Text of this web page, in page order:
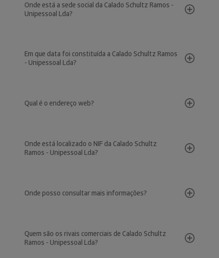
Onde está a sede social da Calado Schultz Ramos -
Unipessoal Lda?
Em que data foi constituída a Calado Schultz Ramos
- Unipessoal Lda?
Qual é o endereço web?
Onde está localizado o NIF da Calado Schultz
Ramos - Unipessoal Lda?
Onde posso consultar mais informações?
Quem são os rivais comerciais de Calado Schultz
Ramos - Unipessoal Lda?